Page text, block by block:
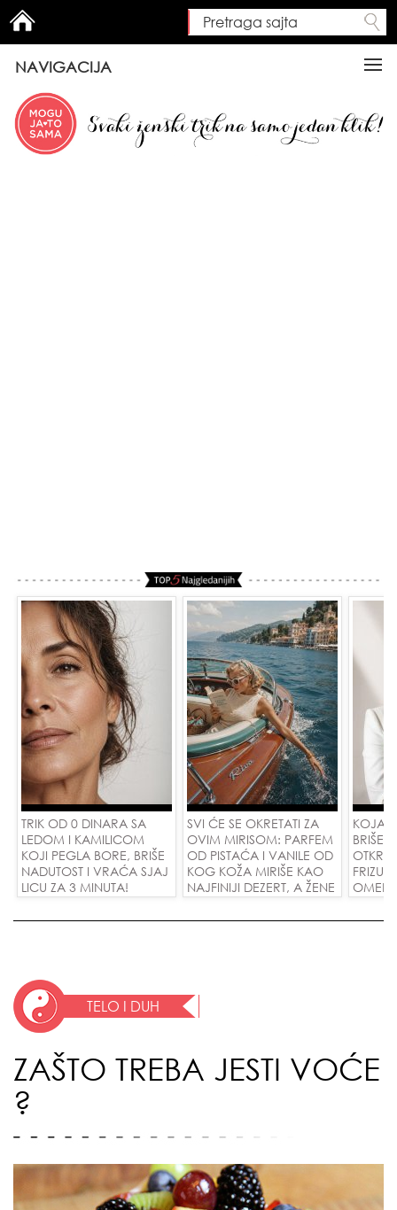
Search form
Pretraga sajta
NAVIGACIJA
TRIK OD 0 DINARA SA
LEDOM I KAMILICOM
KOJI PEGLA BORE, BRIŠE
NADUTOST I VRAĆA SJAJ
LICU ZA 3 MINUTA!
SVI ĆE SE OKRETATI ZA
OVIM MIRISOM: PARFEM
OD PISTAĆA I VANILE OD
KOG KOŽA MIRIŠE KAO
NAJFINIJI DEZERT, A ŽENE
ZAMENOM OD 1.800
KOJA
BRIŠE
TELO I DUH
ZAŠTO TREBA JESTI VOĆE
?